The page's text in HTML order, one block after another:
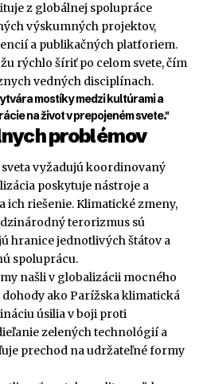
z globálnej spolupráce
výskumných projektov,
a publikačných platforiem.
rýchlo šíriť po celom svete, čím
vedných disciplínach.
mostíky medzi kultúrami a
na život v prepojeném svete."
problémov
vyžadujú koordinovaný
poskytuje nástroje a
ich riešenie. Klimatické zmeny,
terorizmus sú
hranice jednotlivých štátov a
spoluprácu.
našli v globalizácii mocného
ako Parížska klimatická
úsilia v boji proti
zelených technológií a
prechod na udržateľné formy